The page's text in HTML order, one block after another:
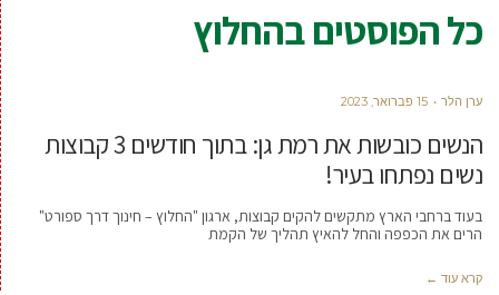
כל הפוסטים בהחלוץ
ערן הלר 15 פברואר, 2023
הנשים כובשות את רמת גן: בתוך חודשים 3 קבוצות
נשים נפתחו בעיר!
בעוד ברחבי הארץ מתקשים להקים קבוצות, ארגון "החלוץ – חינוך דרך ספורט"
הרים את הכפפה והחל להאיץ תהליך של הקמת
קרא עוד ←